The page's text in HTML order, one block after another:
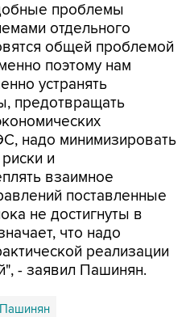
проблемы
отдельного
общей проблемой
поэтому нам
устранять
предотвращать
надо минимизировать
и
взаимное
поставленные
не достигнуты в
что надо
реализации
- заявил Пашинян.